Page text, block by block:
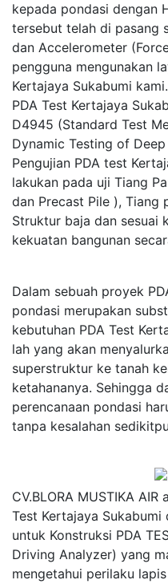
kepada pondasi dengan
tersebut telah di pasang
dan Accelerometer
pengguna mengunakan
Kertajaya Sukabumi
PDA Test Kertajaya
D4945 (Standard Test
Dynamic Testing of
Pengujian PDA test
lakukan pada uji Tiang
dan Precast Pile ), Tiang
Struktur baja dan sesuai
kekuatan bangunan
Dalam sebuah proyek
pondasi merupakan
kebutuhan PDA Test
lah yang akan
superstruktur ke tanah
ketahananya. Sehingga
perencanaan pondasi
tanpa kesalahan
CV.BLORA MUSTIKA
Test Kertajaya Sukabumi
untuk Konstruksi PDA
Driving Analyzer) yang
mengetahui perilaku